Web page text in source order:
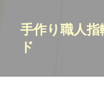
手作り職人
ド